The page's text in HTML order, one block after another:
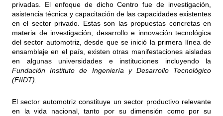
privadas. El enfoque de dicho Centro fue de investigación,
asistencia técnica y capacitación de las capacidades existentes
en el sector privado. Estas son las propuestas concretas en
materia de investigación, desarrollo e innovación tecnológica
del sector automotriz, desde que se inició la primera línea de
ensamblaje en el país, existen otras manifestaciones aisladas
en algunas universidades e instituciones incluyendo la
Fundación Instituto de Ingeniería y Desarrollo Tecnológico
(FIIDT).
El sector automotriz constituye un sector productivo relevante
en la vida nacional, tanto por su dimensión como por su